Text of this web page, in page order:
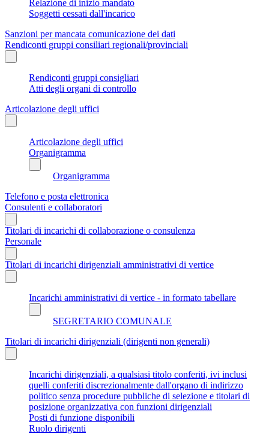
Relazione di inizio mandato
Soggetti cessati dall'incarico
Sanzioni per mancata comunicazione dei dati
Rendiconti gruppi consiliari regionali/provinciali
Rendiconti gruppi consigliari
Atti degli organi di controllo
Articolazione degli uffici
Articolazione degli uffici
Organigramma
Organigramma
Telefono e posta elettronica
Consulenti e collaboratori
Titolari di incarichi di collaborazione o consulenza
Personale
Titolari di incarichi dirigenziali amministrativi di vertice
Incarichi amministrativi di vertice - in formato tabellare
SEGRETARIO COMUNALE
Titolari di incarichi dirigenziali (dirigenti non generali)
Incarichi dirigenziali, a qualsiasi titolo conferiti, ivi inclusi
quelli conferiti discrezionalmente dall'organo di indirizzo
politico senza procedure pubbliche di selezione e titolari di
posizione organizzativa con funzioni dirigenziali
Posti di funzione disponibili
Ruolo dirigenti